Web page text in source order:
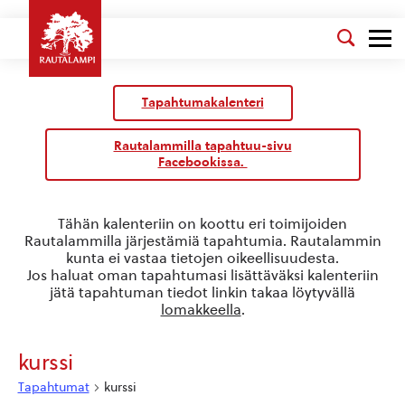
Tapahtumakalenteri
Rautalammilla tapahtuu-sivu
Facebookissa.
kurssi
Tapahtumat kurssi
Kalenteri
Tapahtumat
Tähän kalenteriin on koottu eri toimijoiden
Rautalammilla järjestämiä tapahtumia. Rautalammin
kunta ei vastaa tietojen oikeellisuudesta.
Jos haluat oman tapahtumasi lisättäväksi kalenteriin
jätä tapahtuman tiedot linkin takaa löytyvällä
lomakkeella.